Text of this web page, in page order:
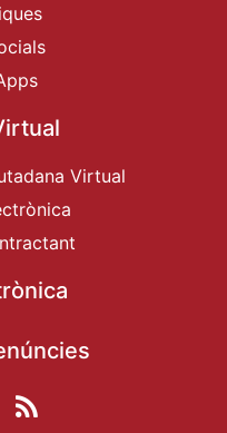
Virtual
Ajuntament